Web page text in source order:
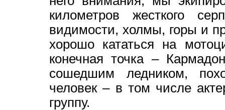
километров жесткого
видимости, холмы, горы и
хорошо кататься на
конечная точка –
сошедшим ледником,
человек – в том числе
группу.